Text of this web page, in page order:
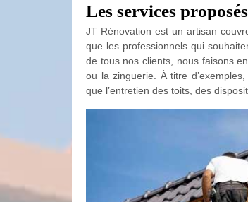
Les services
JT Rénovation est un artisan
que les professionnels qui
de tous nos clients, nous faisons
ou la zinguerie. À titre
que l’entretien des toits, des